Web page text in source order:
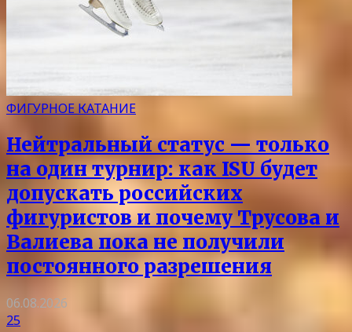
ФИГУРНОЕ КАТАНИЕ
Нейтральный статус — только
на один турнир: как ISU будет
допускать российских
фигуристов и почему Трусова и
Валиева пока не получили
постоянного разрешения
06.08.2026
25